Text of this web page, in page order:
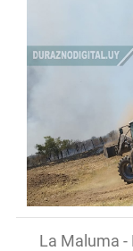
La Maluma -